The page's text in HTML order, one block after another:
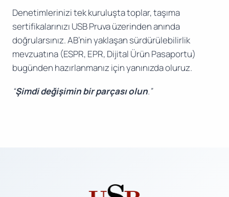
Denetimlerinizi tek kuruluşta toplar, taşıma
sertifikalarınızı USB Pruva üzerinden anında
doğrularsınız. AB’nin yaklaşan sürdürülebilirlik
mevzuatına (ESPR, EPR, Dijital Ürün Pasaportu)
bugünden hazırlanmanız için yanınızda oluruz.
“Şimdi değişimin bir parçası olun.”